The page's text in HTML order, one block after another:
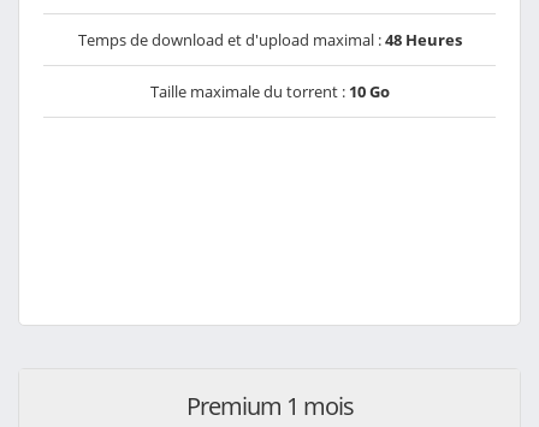
Temps de download et d'upload maximal :48 Heures
Taille maximale du torrent : 10 Go
Premium 1 mois